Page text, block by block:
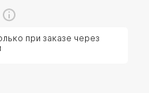
при заказе через